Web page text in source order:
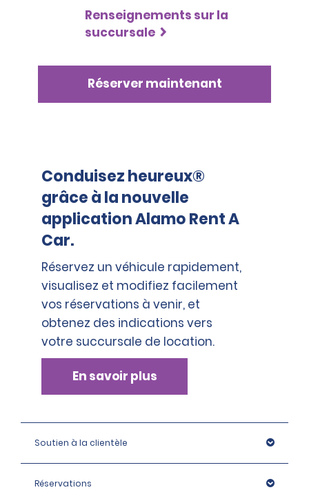
Renseignements sur la
succursale
Réserver maintenant
Conduisez heureux®
grâce à la nouvelle
application Alamo Rent A
Car.
Réservez un véhicule rapidement,
visualisez et modifiez facilement
vos réservations à venir, et
obtenez des indications vers
votre succursale de location.
En savoir plus
Soutien à la clientèle
Réservations